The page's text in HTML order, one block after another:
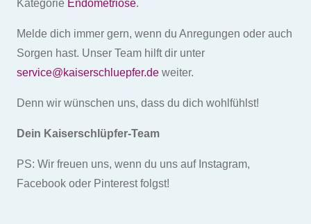
Kategorie Endometriose.
Melde dich immer gern, wenn du Anregungen oder auch
Sorgen hast. Unser Team hilft dir unter
service@kaiserschluepfer.de weiter.
Denn wir wünschen uns, dass du dich wohlfühlst!
Dein Kaiserschlüpfer-Team
PS: Wir freuen uns, wenn du uns auf Instagram,
Facebook oder Pinterest folgst!